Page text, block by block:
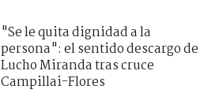
"Se le quita dignidad a la
persona": el sentido descargo de
Lucho Miranda tras cruce
Campillai-Flores